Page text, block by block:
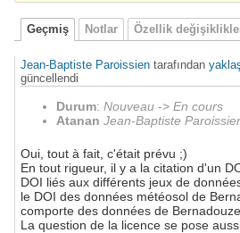
Geçmiş Notlar Özellik
Jean-Baptiste Paroissien tarafından
güncellendi
Durum: Nouveau -> En cours
Atanan Jean-Baptiste
Oui, tout à fait, c'était prévu ;)
En tout rigueur, il y a la citation d'un
DOI liés aux différents jeux de
le DOI des données météosol de
comporte des données de
La question de la licence se pose